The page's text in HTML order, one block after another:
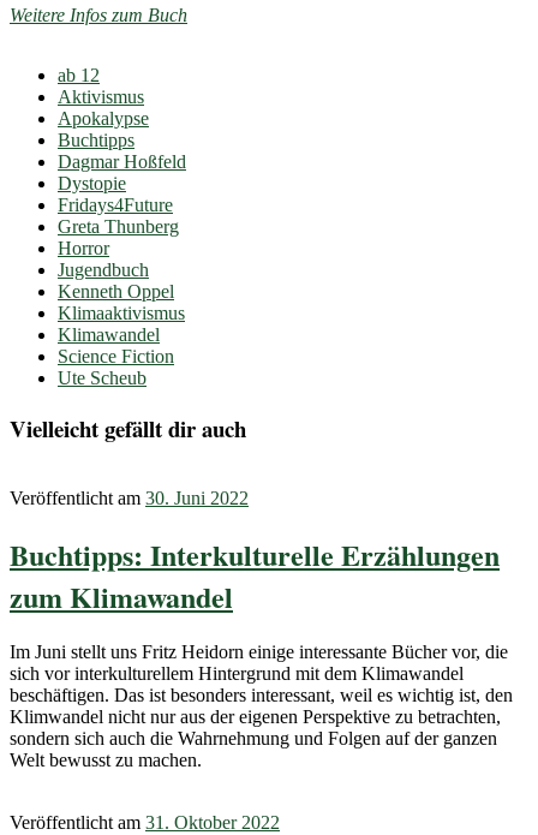
Weitere Infos zum Buch
ab 12
Aktivismus
Apokalypse
Buchtipps
Dagmar Hoßfeld
Dystopie
Fridays4Future
Greta Thunberg
Horror
Jugendbuch
Kenneth Oppel
Klimaaktivismus
Klimawandel
Science Fiction
Ute Scheub
Vielleicht gefällt dir auch
Veröffentlicht am 30. Juni 2022
Buchtipps: Interkulturelle Erzählungen
zum Klimawandel
Im Juni stellt uns Fritz Heidorn einige interessante Bücher vor, die
sich vor interkulturellem Hintergrund mit dem Klimawandel
beschäftigen. Das ist besonders interessant, weil es wichtig ist, den
Klimwandel nicht nur aus der eigenen Perspektive zu betrachten,
sondern sich auch die Wahrnehmung und Folgen auf der ganzen
Welt bewusst zu machen.
Veröffentlicht am 31. Oktober 2022